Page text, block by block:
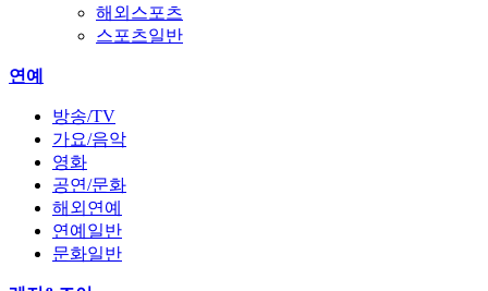
해외스포츠
스포츠일반
연예
방송/TV
가요/음악
영화
공연/문화
해외연예
연예일반
문화일반